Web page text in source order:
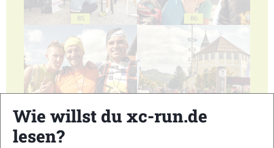
85 86
Wie willst du xc-run.de
lesen?